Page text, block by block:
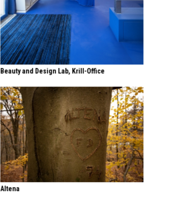
Beauty and Design Lab, Krill-Office
Altena